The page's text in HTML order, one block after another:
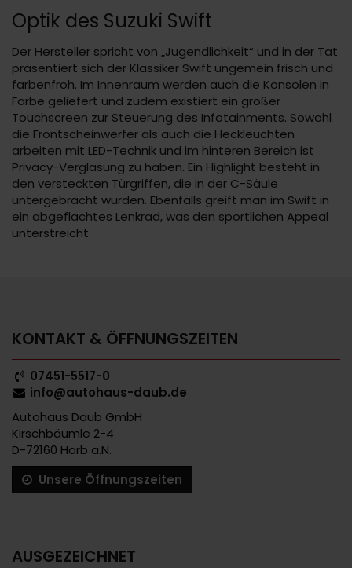
Optik des Suzuki Swift
Der Hersteller spricht von „Jugendlichkeit“ und in der Tat
präsentiert sich der Klassiker Swift ungemein frisch und
farbenfroh. Im Innenraum werden auch die Konsolen in
Farbe geliefert und zudem existiert ein großer
Touchscreen zur Steuerung des Infotainments. Sowohl
die Frontscheinwerfer als auch die Heckleuchten
arbeiten mit LED-Technik und im hinteren Bereich ist
Privacy-Verglasung zu haben. Ein Highlight besteht in
den versteckten Türgriffen, die in der C-Säule
untergebracht wurden. Ebenfalls greift man im Swift in
ein abgeflachtes Lenkrad, was den sportlichen Appeal
unterstreicht.
KONTAKT & ÖFFNUNGSZEITEN
07451-5517-0
info@autohaus-daub.de
Autohaus Daub GmbH
Kirschbäumle 2-4
D-72160 Horb a.N.
Unsere Öffnungszeiten
AUSGEZEICHNET